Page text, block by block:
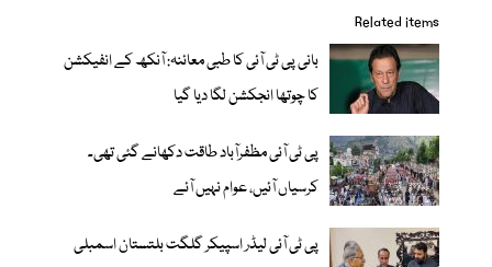
Related items
بانی پی ٹی آئی کا طبی معائنہ: آنکھ کے انفیکشن
کا چوتھا انجکشن لگا دیا گیا
پی ٹی آئی مظفرآباد طاقت دکھانے گئی تھی۔
کرسیاں آئیں، عوام نہیں آئے
پی ٹی آئی لیڈر اسپیکر گلگت بلتستان اسمبلی